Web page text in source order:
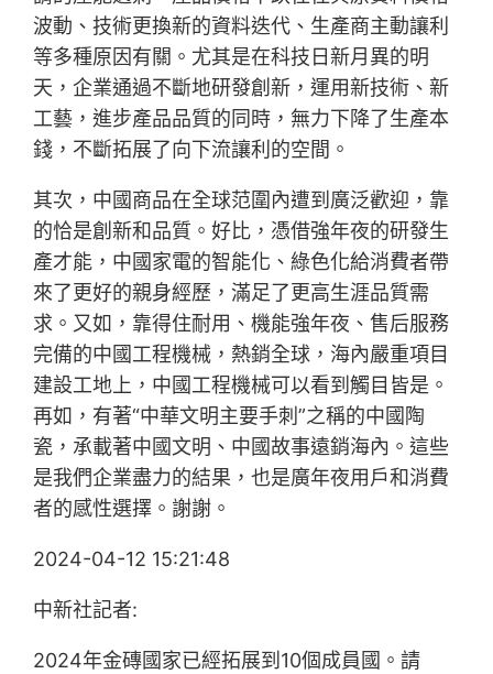
波動、技術更換新的資料迭代、生產商主動讓利
等多種原因有關。尤其是在科技日新月異的明
天，企業通過不斷地研發創新，運用新技術、新
工藝，進步產品品質的同時，無力下降了生產本
錢，不斷拓展了向下流讓利的空間。
其次，中國商品在全球范圍內遭到廣泛歡迎，靠
的恰是創新和品質。好比，憑借強年夜的研發生
產才能，中國家電的智能化、綠色化給消費者帶
來了更好的親身經歷，滿足了更高生涯品質需
求。又如，靠得住耐用、機能強年夜、售后服務
完備的中國工程機械，熱銷全球，海內嚴重項目
建設工地上，中國工程機械可以看到觸目皆是。
再如，有著“中華文明主要手刺”之稱的中國陶
瓷，承載著中國文明、中國故事遠銷海內。這些
是我們企業盡力的結果，也是廣年夜用戶和消費
者的感性選擇。謝謝。
2024-04-12 15:21:48
中新社記者:
2024年金磚國家已經拓展到10個成員國。請